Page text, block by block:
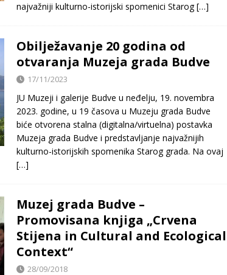
najvažniji kulturno-istorijski spomenici Starog[…]
Obilježavanje 20 godina od
otvaranja Muzeja grada Budve
17/11/2023
JU Muzeji i galerije Budve u neđelju, 19. novembra
2023. godine, u 19 časova u Muzeju grada Budve
biće otvorena stalna (digitalna/virtuelna) postavka
Muzeja grada Budve i predstavljanje najvažnijih
kulturno-istorijskih spomenika Starog grada. Na ovaj
[…]
Muzej grada Budve –
Promovisana knjiga „Crvena
Stijena in Cultural and Ecological
Context“
28/09/2018